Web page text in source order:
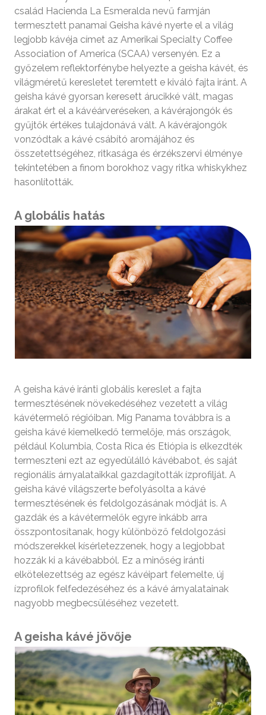
család Hacienda La Esmeralda nevű farmján
termesztett panamai Geisha kávé nyerte el a világ
legjobb kávéja címet az Amerikai Specialty Coffee
Association of America (SCAA) versenyén. Ez a
győzelem reflektorfénybe helyezte a geisha kávét, és
világméretű keresletet teremtett e kiváló fajta iránt. A
geisha kávé gyorsan keresett árucikké vált, magas
árakat ért el a kávéárveréseken, a kávérajongók és
gyűjtők értékes tulajdonává vált. A kávérajongók
vonzódtak a kávé csábító aromájához és
összetettségéhez, ritkasága és érzékszervi élménye
tekintetében a finom borokhoz vagy ritka whiskykhez
hasonlították.
A globális hatás
A geisha kávé iránti globális kereslet a fajta
termesztésének növekedéséhez vezetett a világ
kávétermelő régióiban. Míg Panama továbbra is a
geisha kávé kiemelkedő termelője, más országok,
például Kolumbia, Costa Rica és Etiópia is elkezdték
termeszteni ezt az egyedülálló kávébabot, és saját
regionális árnyalataikkal gazdagították ízprofilját. A
geisha kávé világszerte befolyásolta a kávé
termesztésének és feldolgozásának módját is. A
gazdák és a kávétermelők egyre inkább arra
összpontosítanak, hogy különböző feldolgozási
módszerekkel kísérletezzenek, hogy a legjobbat
hozzák ki a kávébabból. Ez a minőség iránti
elkötelezettség az egész kávéipart felemelte, új
ízprofilok felfedezéséhez és a kávé árnyalatainak
nagyobb megbecsüléséhez vezetett.
A geisha kávé jövője